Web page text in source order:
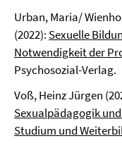
Urban, Maria/
(2022): Sexuelle
Notwendigkeit der
Psychosozial-Verlag.
Voß, Heinz Jürgen
Sexualpädagogik
Studium und